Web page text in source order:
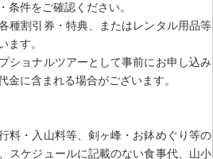
条件をご確認ください。
種割引券・特典、またはレンタル用品等
ます。
ショナルツアーとして事前にお申し込み
金に含まれる場合がございます。
料・入山料等、剣ヶ峰・お鉢めぐり等の
スケジュールに記載のない食事代、山小